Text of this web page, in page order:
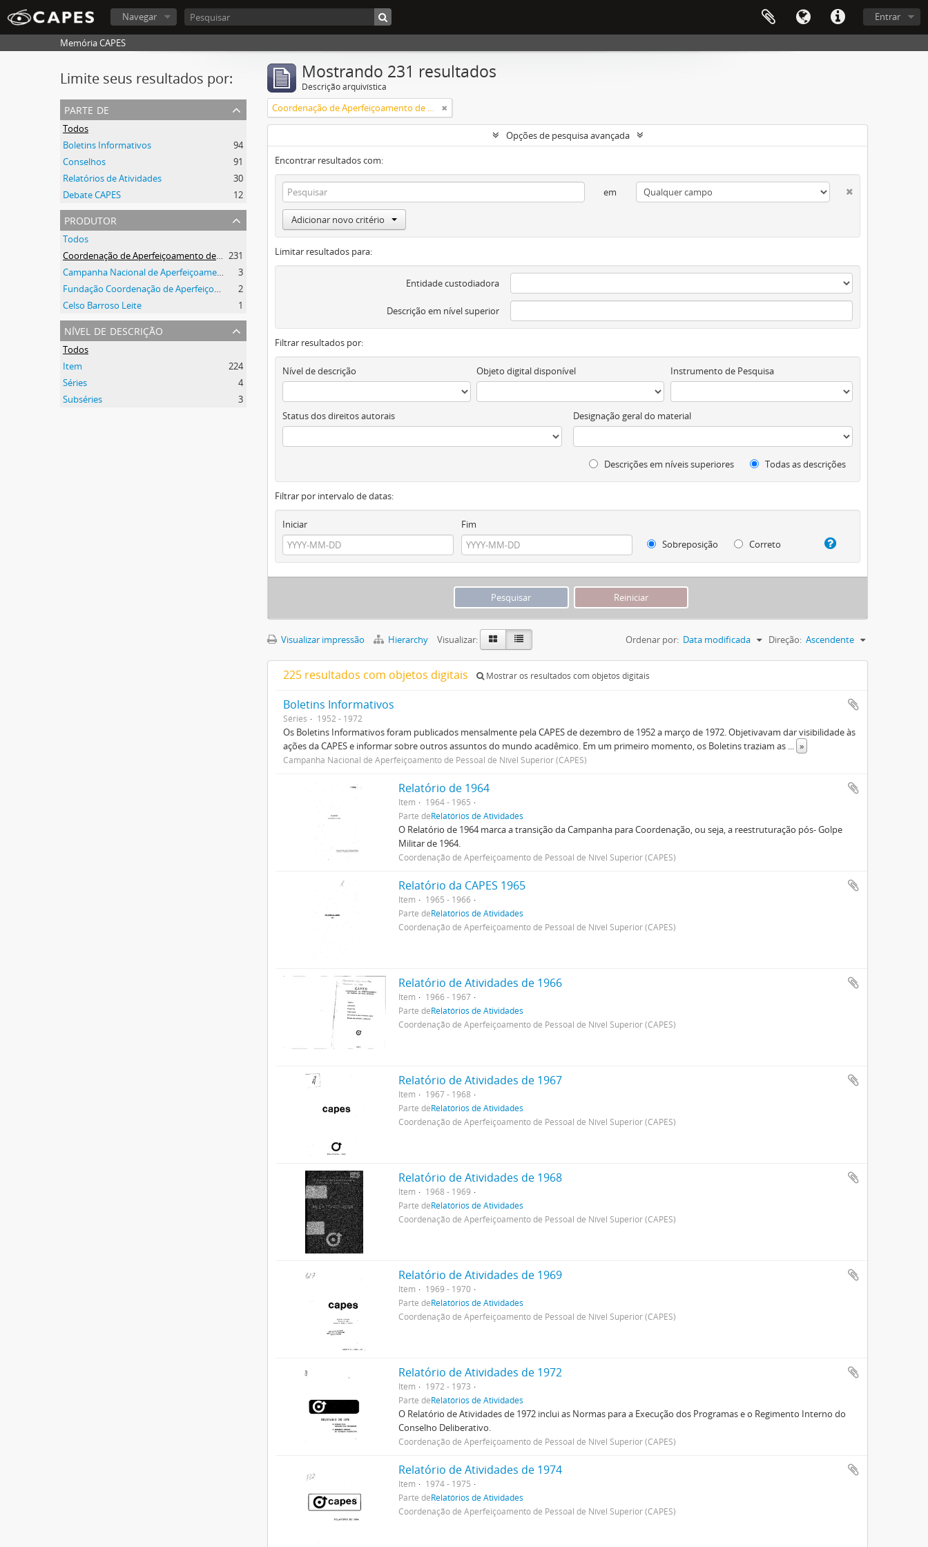
Entrar
Navegar
Memória CAPES
Limite seus resultados por:
parte de
Todos
Boletins Informativos
94
Conselhos
91
Relatórios de Atividades
30
Debate CAPES
12
produtor
Todos
Coordenação de Aperfeiçoamento de Pessoal de Nível Superior (CAPES) 231
Campanha Nacional de Aperfeiçoamento de Pessoal de Nível Superior (CAPES)
3
Fundação Coordenação de Aperfeiçoamento de Pessoal de Nível Superior (CAPES)
2
Celso Barroso Leite
1
nível de descrição
Todos
Item
224
Séries
4
Subséries
3
Mostrando 231 resultados
Descrição arquivística
Coordenação de Aperfeiçoamento de Pessoal de Nível Superior (CAPES)
Opções de pesquisa avançada
Encontrar resultados com:
em
Adicionar novo critério
Limitar resultados para:
Entidade custodiadora
Descrição em nível superior
Filtrar resultados por:
Nível de descrição Objeto digital disponível Instrumento de Pesquisa
Status dos direitos autorais Designação geral do material
Descrições em níveis superiores Todas as descrições
Filtrar por intervalo de datas:
Iniciar
Fim
Sobreposição
Correto
Visualizar impressão Hierarchy Visualizar: Ordenar por: Data modificada Direção: Ascendente
225 resultados com objetos digitais Mostrar os resultados com objetos digitais
Boletins Informativos
Séries 1952 - 1972
Os Boletins Informativos foram publicados mensalmente pela CAPES de dezembro de 1952 a março de 1972. Objetivavam dar visibilidade às
ações da CAPES e informar sobre outros assuntos do mundo acadêmico. Em um primeiro momento, os Boletins traziam as ... »
Campanha Nacional de Aperfeiçoamento de Pessoal de Nível Superior (CAPES)
Relatório de 1964
Item
1964 - 1965
Parte deRelatórios de Atividades
O Relatório de 1964 marca a transição da Campanha para Coordenação, ou seja, a reestruturação pós- Golpe
Militar de 1964.
Coordenação de Aperfeiçoamento de Pessoal de Nível Superior (CAPES)
Relatório da CAPES 1965
Item
1965 - 1966
Parte deRelatórios de Atividades
Coordenação de Aperfeiçoamento de Pessoal de Nível Superior (CAPES)
Relatório de Atividades de 1966
Item
1966 - 1967
Parte deRelatórios de Atividades
Coordenação de Aperfeiçoamento de Pessoal de Nível Superior (CAPES)
Relatório de Atividades de 1967
Item
1967 - 1968
Parte deRelatórios de Atividades
Coordenação de Aperfeiçoamento de Pessoal de Nível Superior (CAPES)
Relatório de Atividades de 1968
Item
1968 - 1969
Parte deRelatórios de Atividades
Coordenação de Aperfeiçoamento de Pessoal de Nível Superior (CAPES)
Relatório de Atividades de 1969
Item
1969 - 1970
Parte deRelatórios de Atividades
Coordenação de Aperfeiçoamento de Pessoal de Nível Superior (CAPES)
Relatório de Atividades de 1972
Item
1972 - 1973
Parte deRelatórios de Atividades
O Relatório de Atividades de 1972 inclui as Normas para a Execução dos Programas e o Regimento Interno do
Conselho Deliberativo.
Coordenação de Aperfeiçoamento de Pessoal de Nível Superior (CAPES)
Relatório de Atividades de 1974
Item
1974 - 1975
Parte deRelatórios de Atividades
Coordenação de Aperfeiçoamento de Pessoal de Nível Superior (CAPES)